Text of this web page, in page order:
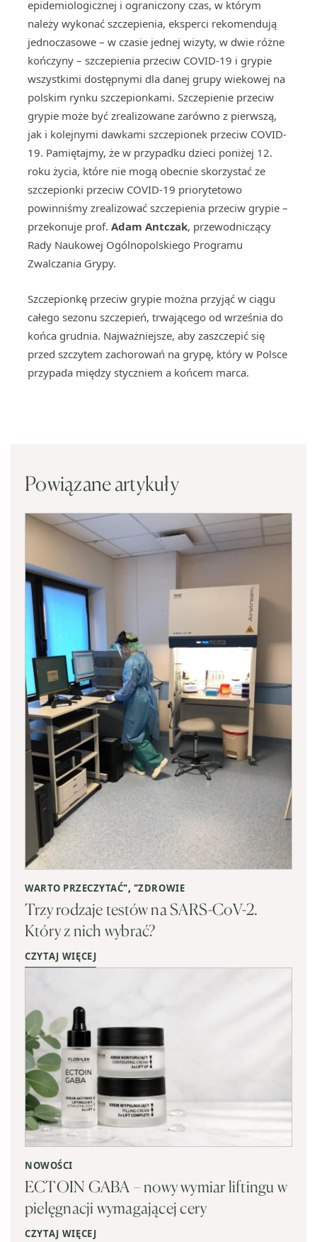
epidemiologicznej i ograniczony czas, w którym
należy wykonać szczepienia, eksperci rekomendują
jednoczasowe – w czasie jednej wizyty, w dwie różne
kończyny – szczepienia przeciw COVID-19 i grypie
wszystkimi dostępnymi dla danej grupy wiekowej na
polskim rynku szczepionkami. Szczepienie przeciw
grypie może być zrealizowane zarówno z pierwszą,
jak i kolejnymi dawkami szczepionek przeciw COVID-
19. Pamiętajmy, że w przypadku dzieci poniżej 12.
roku życia, które nie mogą obecnie skorzystać ze
szczepionki przeciw COVID-19 priorytetowo
powinniśmy zrealizować szczepienia przeciw grypie –
przekonuje prof. Adam Antczak, przewodniczący
Rady Naukowej Ogólnopolskiego Programu
Zwalczania Grypy.
Szczepionkę przeciw grypie można przyjąć w ciągu
całego sezonu szczepień, trwającego od września do
końca grudnia. Najważniejsze, aby zaszczepić się
przed szczytem zachorowań na grypę, który w Polsce
przypada między styczniem a końcem marca.
Powiązane artykuły
WARTO PRZECZYTAĆ", "ZDROWIE
Trzy rodzaje testów na SARS-CoV-2.
Który z nich wybrać?
CZYTAJ WIĘCEJ
NOWOŚCI
ECTOIN GABA – nowy wymiar liftingu w
pielęgnacji wymagającej cery
CZYTAJ WIĘCEJ